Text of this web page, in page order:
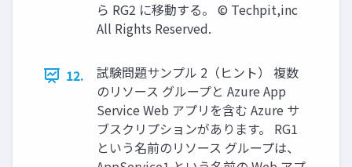
ら RG2 に移動する。 © Techpit,inc
All Rights Reserved.
12.
試験問題サンプル 2（ヒント） 複数
のリソース グループと Azure App
Service Web アプリを含む Azure サ
ブスクリプションがあります。 RG1
という名前のリソース グループは、